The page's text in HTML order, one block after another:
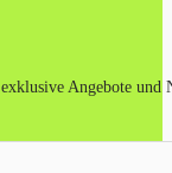
Angebote und